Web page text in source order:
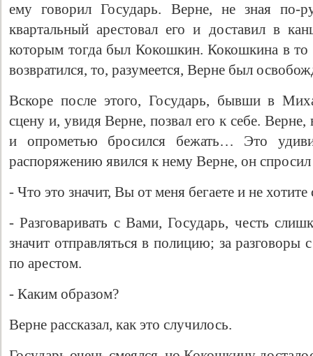
ему говорил Государь. Верне, не зная по-
квартальный арестовал его и доставил в
которым тогда был Кокошкин. Кокошкина в
возвратился, то, разумеется, Верне был
Вскоре после этого, Государь, бывши в
сцену и, увидя Верне, позвал его к себе. Верне,
и опрометью бросился бежать… Это
распоряжению явился к нему Верне, он спросил
- Что это значит, Вы от меня бегаете и не хотите
- Разговаривать с Вами, Государь, честь
значит отправляться в полицию; за
по арестом.
- Каким образом?
Верне рассказал, как это случилось.